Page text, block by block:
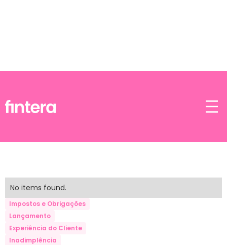
No items found.
Impostos e Obrigações
Lançamento
Experiência do Cliente
Inadimplência